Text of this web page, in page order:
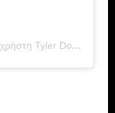
Η δημοσίευση κοινοποιήθηκε από το χρήστη Tyler Dorsey (@tylerdorsey5)